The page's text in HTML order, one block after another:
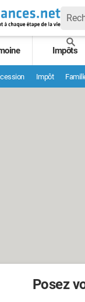
Impôts
Impôt
Posez